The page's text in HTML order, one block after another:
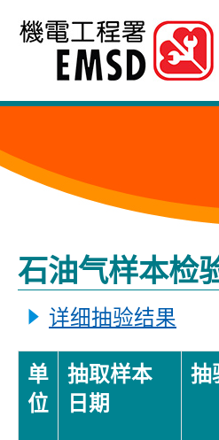
跳
内
的
始
石油气样本检
详细抽验结果
单
位
抽取样本
日期
抽